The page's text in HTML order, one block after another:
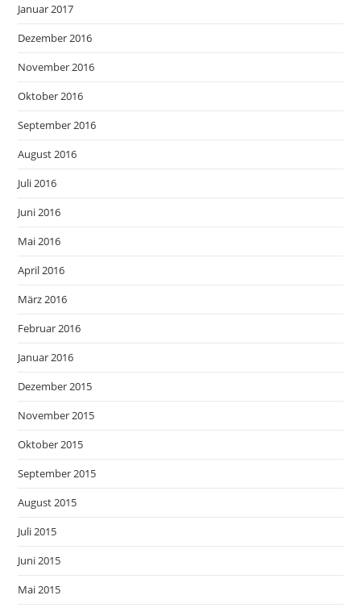
Januar 2017
Dezember 2016
November 2016
Oktober 2016
September 2016
August 2016
Juli 2016
Juni 2016
Mai 2016
April 2016
März 2016
Februar 2016
Januar 2016
Dezember 2015
November 2015
Oktober 2015
September 2015
August 2015
Juli 2015
Juni 2015
Mai 2015